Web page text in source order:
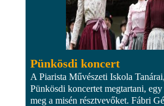
Pünkösdi koncert
A Piarista Művészeti Iskola
Pünkösdi koncertet megtartani,
meg a misén résztvevőket. Fábri